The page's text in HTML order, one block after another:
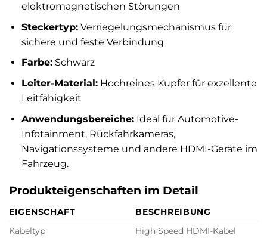
elektromagnetischen Störungen
Steckertyp:Verriegelungsmechanismus für
sichere und feste Verbindung
Farbe:Schwarz
Leiter-Material:Hochreines Kupfer für exzellente
Leitfähigkeit
Anwendungsbereiche:Ideal für Automotive-
Infotainment, Rückfahrkameras,
Navigationssysteme und andere HDMI-Geräte im
Fahrzeug.
Produkteigenschaften im Detail
EIGENSCHAFT
BESCHREIBUNG
Kabeltyp
High Speed HDMI-Kabel